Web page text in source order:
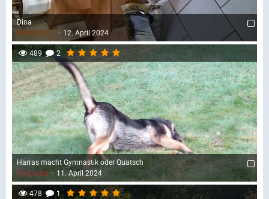
Dina
Kimba2001
12. April 2024
489 2
Harras macht Gymnastik oder Quatsch
Pinguetta
11. April 2024
478 1